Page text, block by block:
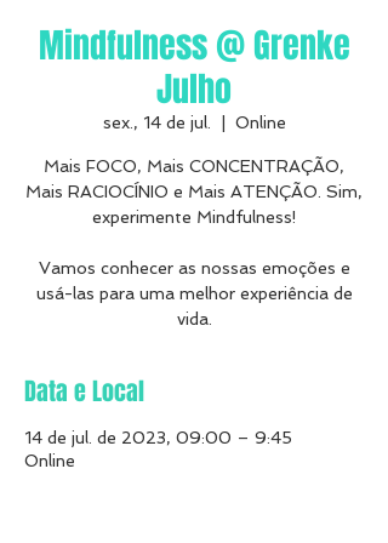
Mindfulness @ Grenke
Julho
sex., 14 de jul. Online
Mais FOCO, Mais CONCENTRAÇÃO,
Mais RACIOCÍNIO e Mais ATENÇÃO. Sim,
experimente Mindfulness!
Vamos conhecer as nossas emoções e
usá-las para uma melhor experiência de
Data e Local
14 de jul. de 2023, 09:00 – 9:45
Online